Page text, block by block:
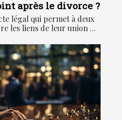
après le divorce ?
légal qui permet à deux
les liens de leur union ...